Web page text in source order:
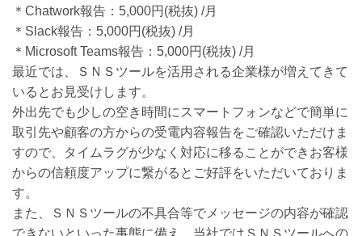
＊Chatwork報告：5,000円(税抜) /月
＊Slack報告：5,000円(税抜) /月
＊Microsoft Teams報告：5,000円(税抜) /月
最近では、ＳＮＳツールを活用される企業様が増えてきて
いるとお見受けします。
外出先でも少しの空き時間にスマートフォンなどで簡単に
取引先や顧客の方からの受電内容報告をご確認いただけま
すので、タイムラグが少なく対応に移ることができお客様
からの信頼度アップに繋がるとご好評をいただいておりま
す。
また、ＳＮＳツールの不具合等でメッセージの内容が確認
できないといった事態に備え、当社ではＳＮＳツールへの